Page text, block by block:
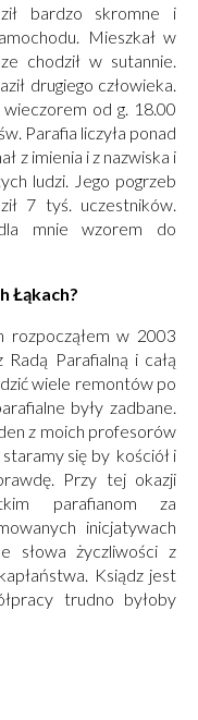
bardzo skromne i
Mieszkał w
chodził w sutannie.
drugiego człowieka.
od g. 18.00
Parafia liczyła ponad
z imienia i z nazwiska i
ludzi. Jego pogrzeb
7 tyś. uczestników.
mnie wzorem do
Łąkach?
rozpocząłem w 2003
Parafialną i całą
wiele remontów po
były zadbane.
z moich profesorów
staramy się by kościół i
Przy tej okazji
parafianom za
inicjatywach
słowa życzliwości z
Ksiądz jest
trudno byłoby